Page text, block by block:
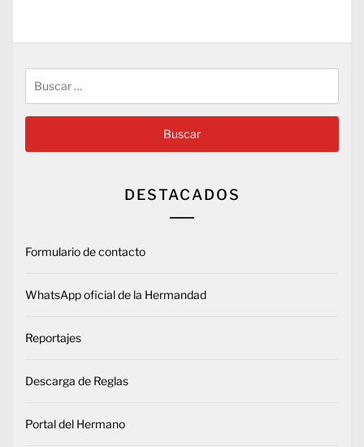
DESTACADOS
Formulario de contacto
WhatsApp oficial de la Hermandad
Reportajes
Descarga de Reglas
Portal del Hermano